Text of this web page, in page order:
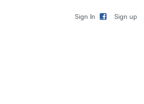
Sign In Sign up